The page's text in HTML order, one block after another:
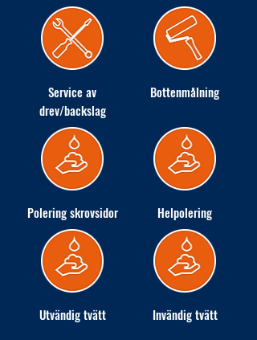
Service av
drev/backslag
Bottenmålning
Polering skrovsidor Helpolering
Utvändig tvätt Invändig tvätt